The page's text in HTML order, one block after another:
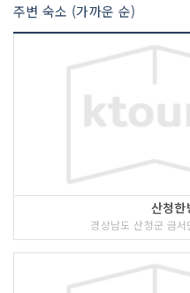
주변 숙소 (가까운 순)
산청한
경상남도 산청군 금